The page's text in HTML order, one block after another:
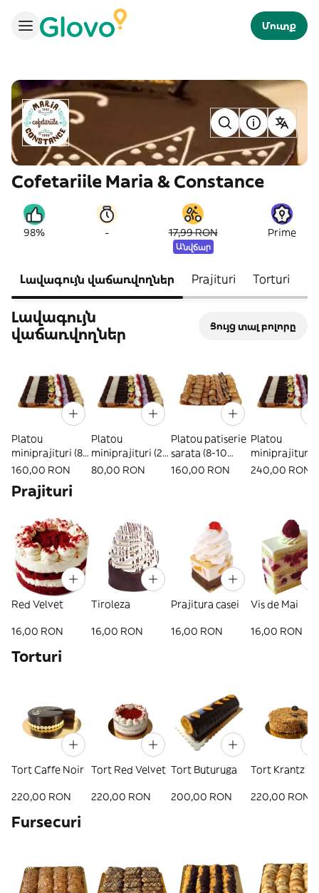
Մուտք
Cofetariile Maria & Constance
98% - 17,99 RON
Անվճար
Prime
Լավագույն վաճառվողներ Prajituri Torturi
Լավագույն
վաճառվողներ
Ցույց տալ բոլորը
Platou
miniprajituri (8-
10 persoane)
160,00 RON
Platou
miniprajituri (2-
4 persoane)
80,00 RON
Platou patiserie
sarata (8-10
persoane)
160,00 RON
Platou
miniprajituri
15 persoane)
240,00 RON
Prajituri
Red Velvet
16,00 RON
Tiroleza
16,00 RON
Prajitura casei
16,00 RON
Vis de Mai
16,00 RON
Torturi
Tort Caffe Noir
220,00 RON
Tort Red Velvet
220,00 RON
Tort Buturuga
200,00 RON
Tort Krantz
220,00 RON
Fursecuri